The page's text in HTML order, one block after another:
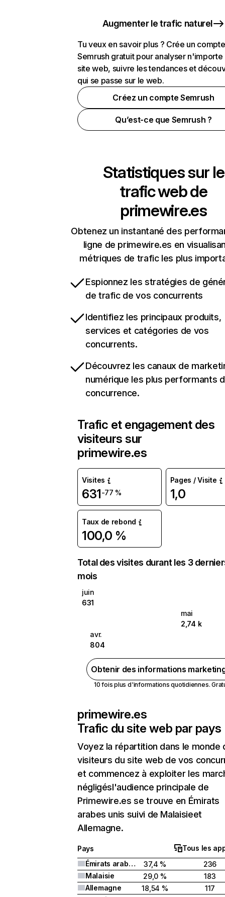
Augmenter le trafic naturel
Tu veux en savoir plus ? Crée un compte
Semrush gratuit pour analyser n'importe
site web, suivre les tendances et
qui se passe sur le web.
Créez un compte Semrush
Qu’est-ce que Semrush ?
Statistiques sur le
trafic web de
primewire.es
Obtenez un instantané des
ligne de primewire.es en
métriques de trafic les plus
Espionnez les stratégies de
de trafic de vos concurrents
Identifiez les principaux produits,
services et catégories de vos
concurrents.
Découvrez les canaux de
numérique les plus performants
concurrence.
Trafic et engagement des
visiteurs sur
primewire.es
Visites
631-77 %
Pages / Visite
1,0
Taux de rebond
100,0 %
Total des visites durant les 3
mois
juin
631
mai
2,74 k
avr.
804
Obtenir des informations
10 fois plus d'informations quotidiennes.
primewire.es
Trafic du site web par pays
Voyez la répartition dans le monde
visiteurs du site web de vos
et commencez à exploiter les
négligésl'audience principale de
Primewire.es se trouve en Émirats
arabes unis suivi de Malaisieet
Allemagne.
Pays
Tous les
Émirats arabes unis
37,4 %
236
Malaisie
29,0 %
183
Allemagne
18,54 %
117